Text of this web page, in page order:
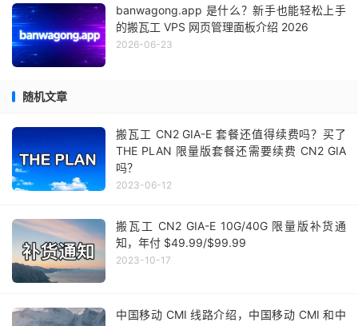
banwagong.app 是什么？新手也能轻松上手
的搬瓦工 VPS 网页管理面板介绍 2026
2026-06-23
随机文章
搬瓦工 CN2 GIA-E 套餐还值得续费吗？买了
THE PLAN 限量版套餐还需要续费 CN2 GIA
吗？
2023-06-12
搬瓦工 CN2 GIA-E 10G/40G 限量版补货通
知，年付 $49.99/$99.99
2023-10-17
中国移动 CMI 线路介绍，中国移动 CMI 和中